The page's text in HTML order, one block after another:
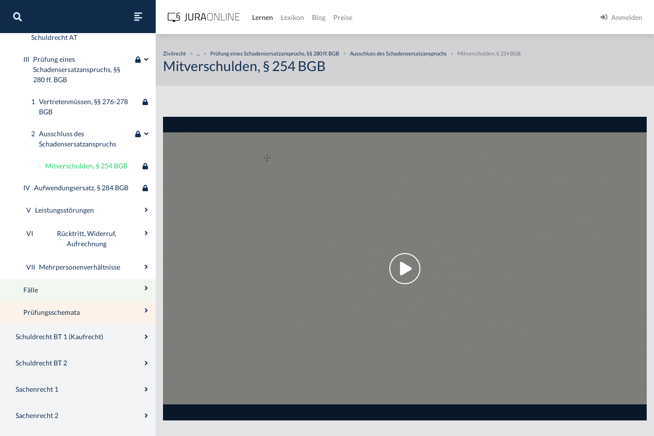
Schuldrecht AT
III Prüfung eines
Schadensersatzanspruchs, §§
280 ff. BGB
1 Vertretenmüssen, §§ 276-278
BGB
2 Ausschluss des
Schadensersatzanspruchs
- Mitverschulden, § 254 BGB
IV Aufwendungsersatz, § 284 BGB
V Leistungsstörungen
VI
Rücktritt, Widerruf,
Aufrechnung
VII Mehrpersonenverhältnisse
Fälle
Prüfungsschemata
Schuldrecht BT 1 (Kaufrecht)
Schuldrecht BT 2
Sachenrecht 1
Sachenrecht 2
Lernen Lexikon Blog Preise Anmelden
Zivilrecht > ... > Prüfung eines Schadensersatzanspruchs, §§ 280 ff. BGB > Ausschluss des Schadensersatzanspruchs > Mitverschulden, § 254 BGB
Mitverschulden, § 254 BGB